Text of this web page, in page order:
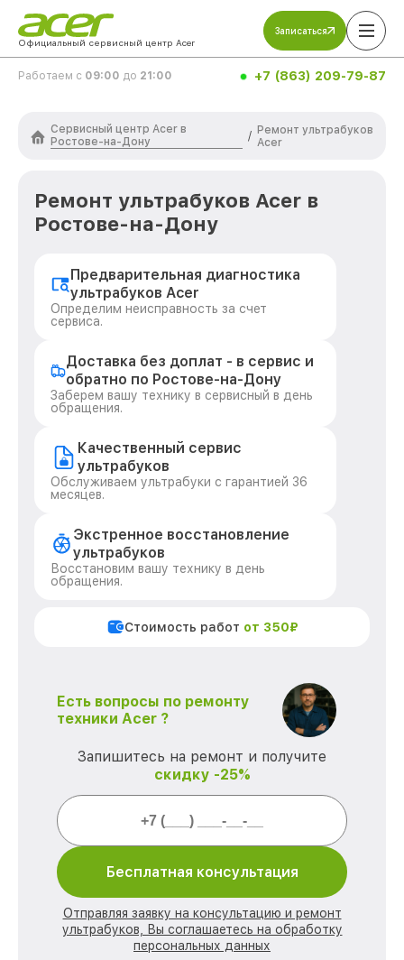
Официальный сервисный центр Acer
Записаться
Работаем с 09:00 до 21:00 +7 (863) 209-79-87
Сервисный центр Acer в
Ростове-на-Дону
/ Ремонт ультрабуков
Acer
Ремонт ультрабуков Acer в
Ростове-на-Дону
Предварительная диагностика
ультрабуков Acer
Определим неисправность за счет
сервиса.
Доставка без доплат - в сервис и
обратно по Ростове-на-Дону
Заберем вашу технику в сервисный в день
обращения.
Качественный сервис
ультрабуков
Обслуживаем ультрабуки с гарантией 36
месяцев.
Экстренное восстановление
ультрабуков
Восстановим вашу технику в день
обращения.
Стоимость работ от 350₽
Есть вопросы по ремонту
техники Acer ?
Запишитесь на ремонт и получите
скидку -25%
Бесплатная консультация
Отправляя заявку на консультацию и ремонт
ультрабуков, Вы соглашаетесь на обработку
персональных данных